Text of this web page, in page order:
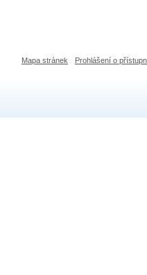
Mapa stránek Prohlášení o